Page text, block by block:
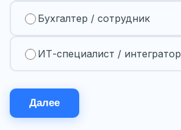
Бухгалтер / сотрудник
ИТ-специалист / интегратор
Далее